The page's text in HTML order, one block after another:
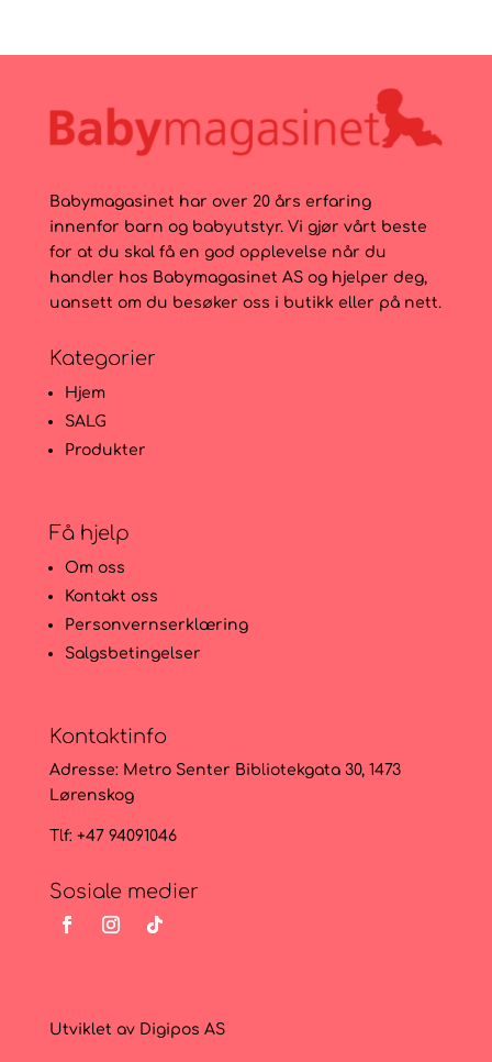
Babymagasinet har over 20 års erfaring
innenfor barn og babyutstyr. Vi gjør vårt beste
for at du skal få en god opplevelse når du
handler hos Babymagasinet AS og hjelper deg,
uansett om du besøker oss i butikk eller på nett.
Kategorier
Hjem
SALG
Produkter
Få hjelp
Om oss
Kontakt oss
Personvernserklæring
Salgsbetingelser
Kontaktinfo
Adresse: Metro Senter Bibliotekgata 30, 1473
Lørenskog
Tlf: +47 94091046
Sosiale medier
Utviklet av Digipos AS